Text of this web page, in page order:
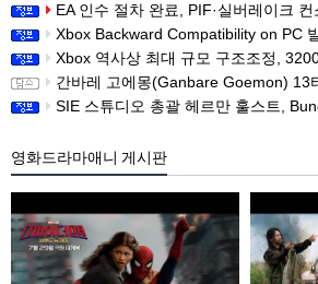
EA 인수 절차 완료, PIF·실버레이크 컨소
Xbox Backward Compatibility on PC
Xbox 역사상 최대 규모 구조조정, 3200명 감원, 4개
간바레 고에몽(Ganbare Goemon) 13
SIE 스튜디오 총괄 헤르만 훌스트, Bungie 구조조정
영화드라마애니 게시판